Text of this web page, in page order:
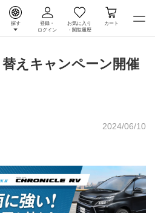
探す
登録・
ログイン
お気に入り
・ 閲覧履歴
カート
えキャンペーン開催
2024/06/10